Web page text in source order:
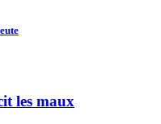
les maux